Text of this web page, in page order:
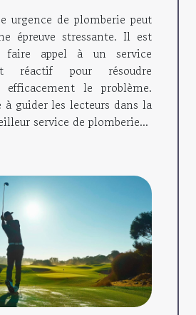
urgence de plomberie peut
épreuve stressante. Il est
faire appel à un service
réactif pour résoudre
le problème.
à guider les lecteurs dans la
service de plomberie...